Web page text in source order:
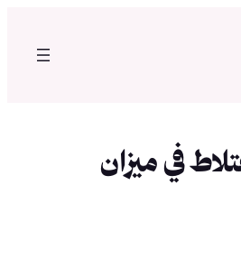
في ميزان